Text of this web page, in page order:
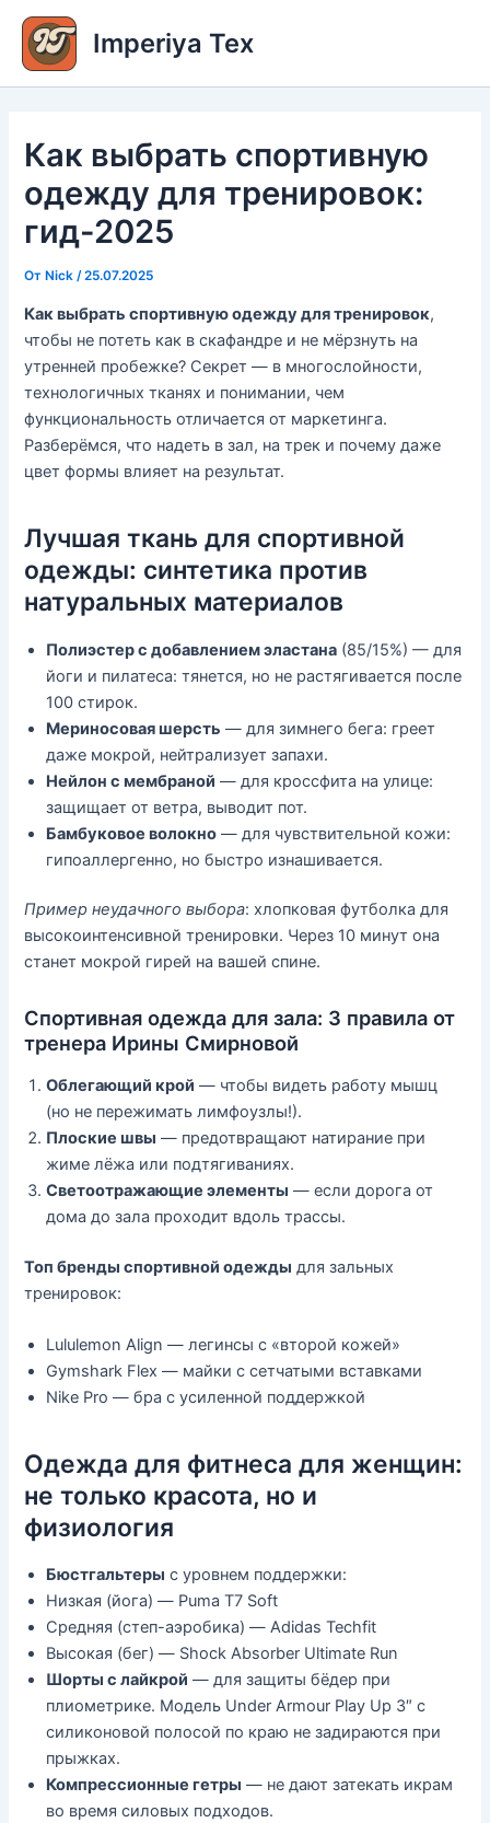
Перейти
содержимому
Imperiya Tex
Как выбрать спортивную
одежду для тренировок:
гид-2025
От Nick/25.07.2025
Как выбрать спортивную одежду для тренировок,
чтобы не потеть как в скафандре и не мёрзнуть на
утренней пробежке? Секрет — в многослойности,
технологичных тканях и понимании, чем
функциональность отличается от маркетинга.
Разберёмся, что надеть в зал, на трек и почему даже
цвет формы влияет на результат.
Лучшая ткань для спортивной
одежды: синтетика против
натуральных материалов
Полиэстер с добавлением эластана (85/15%) — для
йоги и пилатеса: тянется, но не растягивается после
100 стирок.
Мериносовая шерсть — для зимнего бега: греет
даже мокрой, нейтрализует запахи.
Нейлон с мембраной — для кроссфита на улице:
защищает от ветра, выводит пот.
Бамбуковое волокно — для чувствительной кожи:
гипоаллергенно, но быстро изнашивается.
Пример неудачного выбора: хлопковая футболка для
высокоинтенсивной тренировки. Через 10 минут она
станет мокрой гирей на вашей спине.
Спортивная одежда для зала: 3 правила от
тренера Ирины Смирновой
Облегающий крой — чтобы видеть работу мышц
(но не пережимать лимфоузлы!).
Плоские швы — предотвращают натирание при
жиме лёжа или подтягиваниях.
Светоотражающие элементы — если дорога от
дома до зала проходит вдоль трассы.
Топ бренды спортивной одежды для зальных
тренировок:
Lululemon Align — легинсы с «второй кожей»
Gymshark Flex — майки с сетчатыми вставками
Nike Pro — бра с усиленной поддержкой
Одежда для фитнеса для женщин:
не только красота, но и
физиология
Бюстгальтеры с уровнем поддержки:
Низкая (йога) — Puma T7 Soft
Средняя (степ-аэробика) — Adidas Techfit
Высокая (бег) — Shock Absorber Ultimate Run
Шорты с лайкрой — для защиты бёдер при
плиометрике. Модель Under Armour Play Up 3″ с
силиконовой полосой по краю не задираются при
прыжках.
Компрессионные гетры — не дают затекать икрам
во время силовых подходов.